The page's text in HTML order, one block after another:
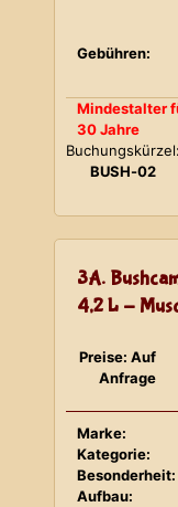
Gebühren:
Mindestalter
30 Jahre
Buchungskürzel:
BUSH-02
3A.
4,2 L -
Preise: Auf
Anfrage
Marke:
Kategorie:
Besonderheit:
Aufbau: